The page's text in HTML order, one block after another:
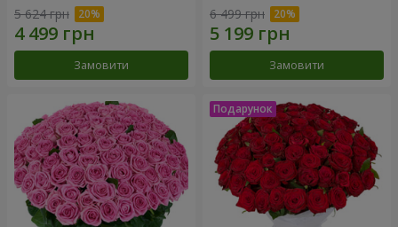
5 624 грн
Замовити
6 499 грн
Замовити